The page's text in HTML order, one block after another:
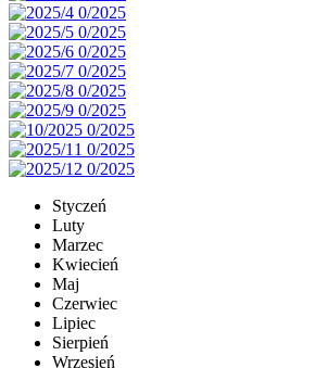
Styczeń
Luty
Marzec
Kwiecień
Maj
Czerwiec
Lipiec
Sierpień
Wrzesień